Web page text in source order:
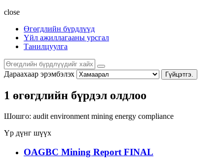
close
Өгөгдлийн бүрдлүүд
Үйл ажиллагааны урсгал
Танилцуулга
Дараахаар эрэмбэлэх Гүйцэтгэ.
1 өгөгдлийн бүрдэл олдлоо
Шошго: audit environment mining energy compliance
Үр дүнг шүүх
OAGBC Mining Report FINAL